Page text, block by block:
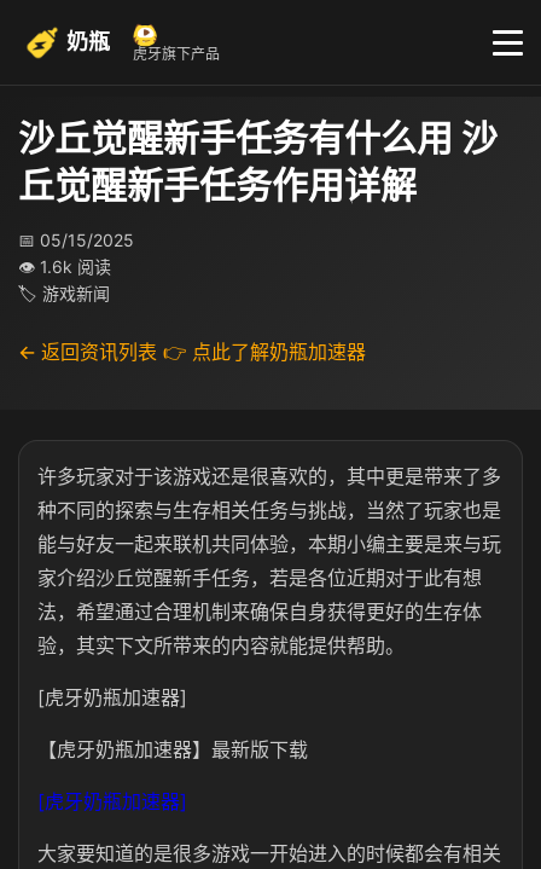
奶瓶 虎牙旗下产品
沙丘觉醒新手任务有什么用 沙
丘觉醒新手任务作用详解
📅 05/15/2025
👁 1.6k 阅读
🏷 游戏新闻
← 返回资讯列表 👉 点此了解奶瓶加速器
许多玩家对于该游戏还是很喜欢的，其中更是带来了多
种不同的探索与生存相关任务与挑战，当然了玩家也是
能与好友一起来联机共同体验，本期小编主要是来与玩
家介绍沙丘觉醒新手任务，若是各位近期对于此有想
法，希望通过合理机制来确保自身获得更好的生存体
验，其实下文所带来的内容就能提供帮助。
[虎牙奶瓶加速器]
【虎牙奶瓶加速器】最新版下载
[虎牙奶瓶加速器]
大家要知道的是很多游戏一开始进入的时候都会有相关